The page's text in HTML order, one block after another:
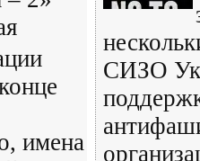
имена
СИЗО